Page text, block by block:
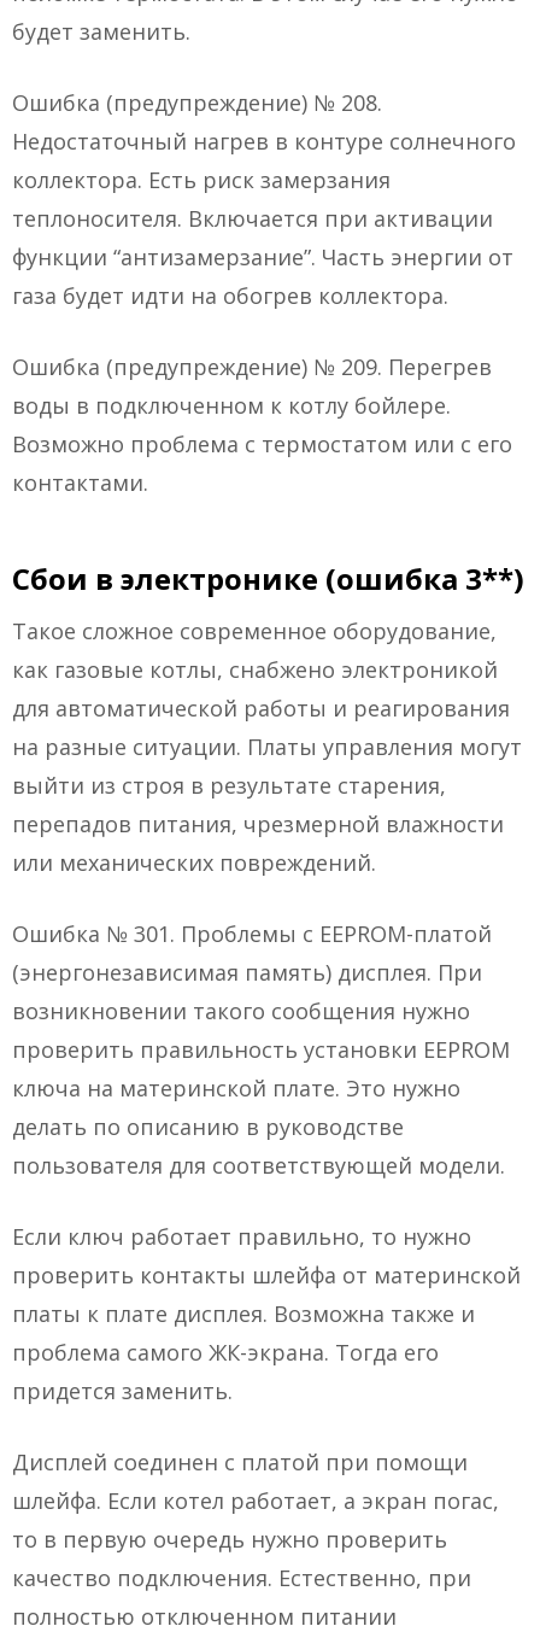
будет заменить.
Ошибка (предупреждение) № 208.
Недостаточный нагрев в контуре солнечного
коллектора. Есть риск замерзания
теплоносителя. Включается при активации
функции “антизамерзание”. Часть энергии от
газа будет идти на обогрев коллектора.
Ошибка (предупреждение) № 209. Перегрев
воды в подключенном к котлу бойлере.
Возможно проблема с термостатом или с его
контактами.
Сбои в электронике (ошибка 3**)
Такое сложное современное оборудование,
как газовые котлы, снабжено электроникой
для автоматической работы и реагирования
на разные ситуации. Платы управления могут
выйти из строя в результате старения,
перепадов питания, чрезмерной влажности
или механических повреждений.
Ошибка № 301. Проблемы с EEPROM-платой
(энергонезависимая память) дисплея. При
возникновении такого сообщения нужно
проверить правильность установки EEPROM
ключа на материнской плате. Это нужно
делать по описанию в руководстве
пользователя для соответствующей модели.
Если ключ работает правильно, то нужно
проверить контакты шлейфа от материнской
платы к плате дисплея. Возможна также и
проблема самого ЖК-экрана. Тогда его
придется заменить.
Дисплей соединен с платой при помощи
шлейфа. Если котел работает, а экран погас,
то в первую очередь нужно проверить
качество подключения. Естественно, при
полностью отключенном питании